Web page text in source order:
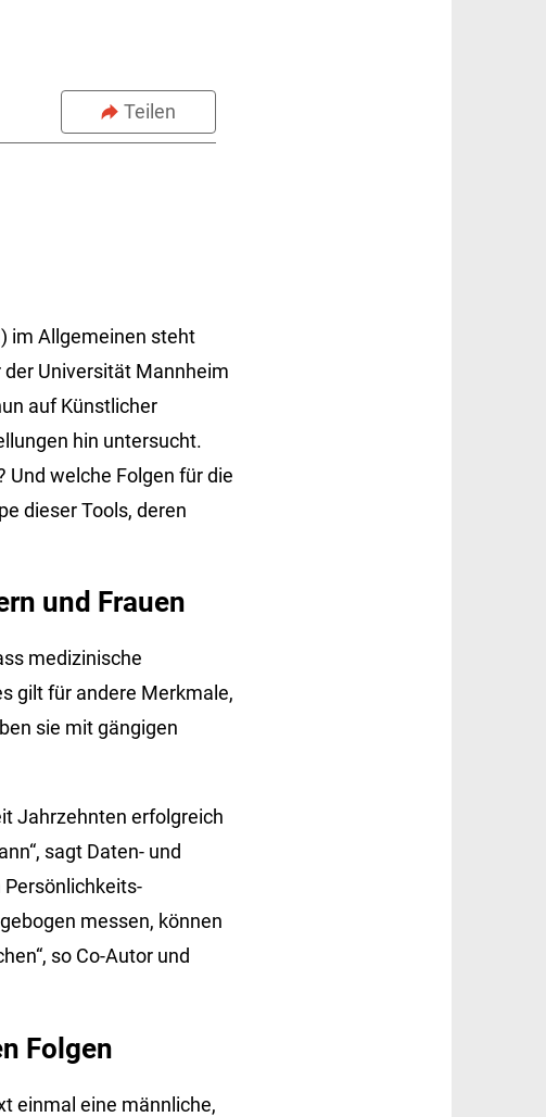
Teilen
im Allgemeinen steht
der Universität Mannheim
auf Künstlicher
hin untersucht.
Und welche Folgen für die
dieser Tools, deren
und Frauen
medizinische
gilt für andere Merkmale,
sie mit gängigen
Jahrzehnten erfolgreich
sagt Daten- und
Persönlichkeits­
messen, können
so Co-Autor und
Folgen
einmal eine männliche,